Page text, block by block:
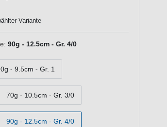
Variante
90g - 12.5cm - Gr. 4/0
- 9.5cm - Gr. 1
70g - 10.5cm - Gr. 3/0
90g - 12.5cm - Gr. 4/0